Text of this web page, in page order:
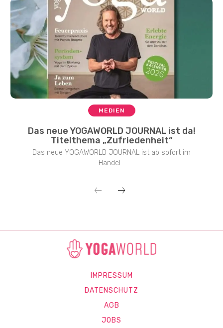
MEDIEN
Das neue YOGAWORLD JOURNAL ist da!
Titelthema „Zufriedenheit“
Das neue YOGAWORLD JOURNAL ist ab sofort im
Handel...
IMPRESSUM
DATENSCHUTZ
AGB
JOBS